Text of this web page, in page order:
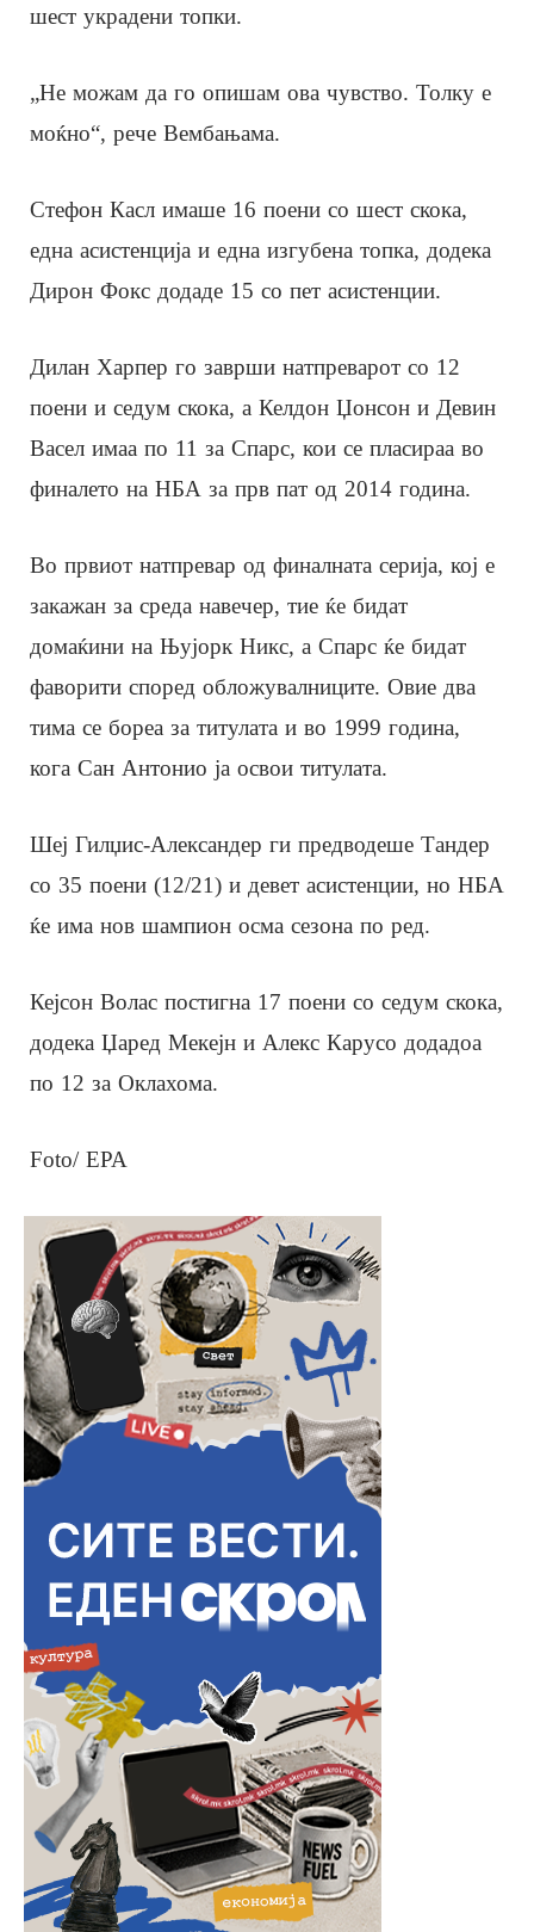
шест украдени топки.
„Не можам да го опишам ова чувство. Толку е
моќно“, рече Вембањама.
Стефон Касл имаше 16 поени со шест скока,
една асистенција и една изгубена топка, додека
Дирон Фокс додаде 15 со пет асистенции.
Дилан Харпер го заврши натпреварот со 12
поени и седум скока, а Келдон Џонсон и Девин
Васел имаа по 11 за Спарс, кои се пласираа во
финалето на НБА за прв пат од 2014 година.
Во првиот натпревар од финалната серија, кој е
закажан за среда навечер, тие ќе бидат
домаќини на Њујорк Никс, а Спарс ќе бидат
фаворити според обложувалниците. Овие два
тима се бореа за титулата и во 1999 година,
кога Сан Антонио ја освои титулата.
Шеј Гилџис-Александер ги предводеше Тандер
со 35 поени (12/21) и девет асистенции, но НБА
ќе има нов шампион осма сезона по ред.
Кејсон Волас постигна 17 поени со седум скока,
додека Џаред Мекејн и Алекс Карусо додадоа
по 12 за Оклахома.
Foto/ EPA